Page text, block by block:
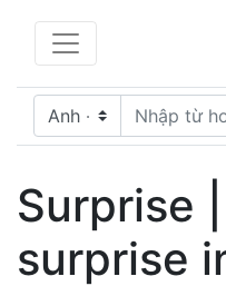
Surprise
surprise